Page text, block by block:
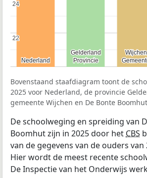
Nederland
Nederland Provincie
Provincie
Gelderland
Gelderland
Wijchen
Wijchen
22
22
24
24
Bovenstaand staafdiagram toont de
2025 voor Nederland, de provincie
gemeente Wijchen en De Bonte
De schoolweging en spreiding van
Boomhut zijn in 2025 door het CBS
van de gegevens van de ouders van
Hier wordt de meest recente
De Inspectie van het Onderwijs